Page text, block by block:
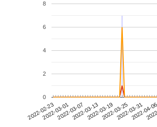
2022-02-232022-03-012022-03-072022-03-132022-03-192022-03-252022-03-31
2022-04-
0
2
4
6
8